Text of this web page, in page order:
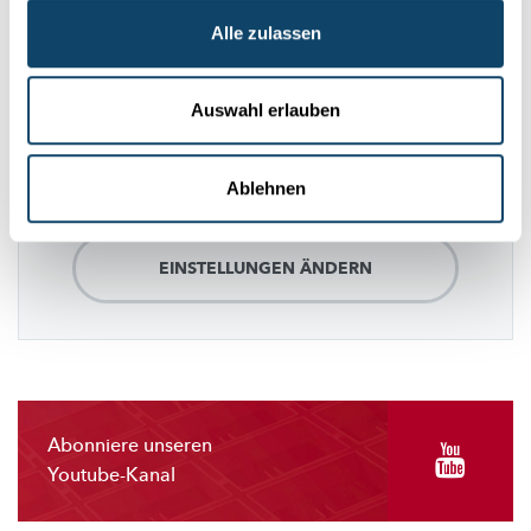
Alle zulassen
Auswahl erlauben
Ablehnen
science.lu
Diese Plugins sind ausgeblendet, weil Sie
Cookies im Zusammenhang mit sozialen
sehen, ändern Sie bitte Ihre Einstellungen.
EINSTELLUNGEN ÄNDERN
Abonniere unseren
Youtube-Kanal